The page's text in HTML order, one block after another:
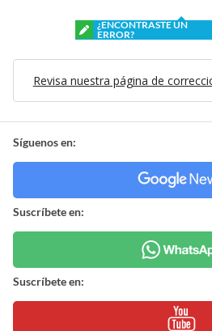
¿ENCONTRASTE UN
ERROR?
Revisa nuestra página de
Síguenos en:
Suscríbete en:
Suscríbete en: